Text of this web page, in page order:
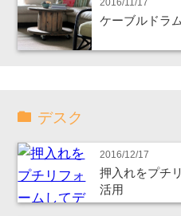
ケーブルドラ
デスク
2016/12/17
押入れをプチ
活用